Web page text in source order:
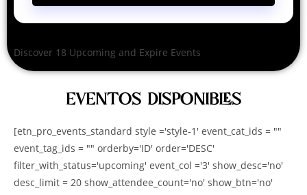
Discover 18 Upcoming and Expire Events
EVENTOS DISPONIBLES
[etn_pro_events_standard style ='style-1' event_cat_ids = ""
event_tag_ids = "" orderby='ID' order='DESC'
filter_with_status='upcoming' event_col ='3' show_desc='no'
desc_limit = 20 show_attendee_count='no' show_btn='no'